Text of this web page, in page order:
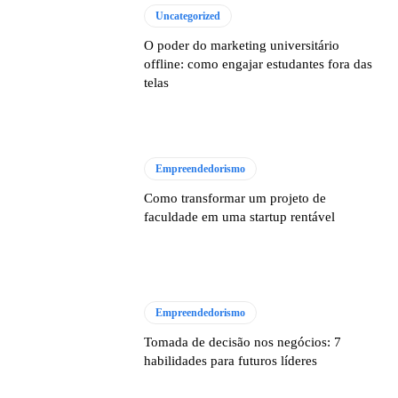
Uncategorized
O poder do marketing universitário
offline: como engajar estudantes fora das
telas
Empreendedorismo
Como transformar um projeto de
faculdade em uma startup rentável
Empreendedorismo
Tomada de decisão nos negócios: 7
habilidades para futuros líderes